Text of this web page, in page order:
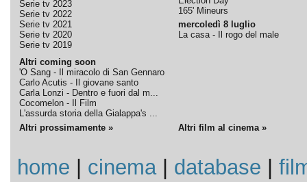
Serie tv 2023
Serie tv 2022
Serie tv 2021
Serie tv 2020
Serie tv 2019
Altri coming soon
'O Sang - Il miracolo di San Gennaro
Carlo Acutis - Il giovane santo
Carla Lonzi - Dentro e fuori dal m...
Cocomelon - Il Film
L'assurda storia della Gialappa's ...
165' Mineurs
mercoledì 8 luglio
La casa - Il rogo del male
Altri prossimamente » Altri film al cinema »
home cinema| database